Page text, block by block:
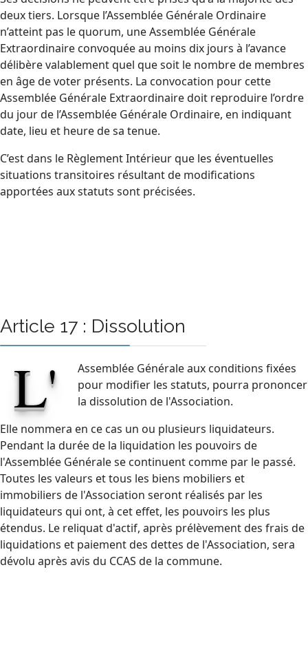
deux tiers. Lorsque l’Assemblée Générale Ordinaire
n’atteint pas le quorum, une Assemblée Générale
Extraordinaire convoquée au moins dix jours à l’avance
délibère valablement quel que soit le nombre de membres
en âge de voter présents. La convocation pour cette
Assemblée Générale Extraordinaire doit reproduire l’ordre
du jour de l’Assemblée Générale Ordinaire, en indiquant
date, lieu et heure de sa tenue.
C’est dans le Règlement Intérieur que les éventuelles
situations transitoires résultant de modifications
apportées aux statuts sont précisées.
Article 17 : Dissolution
L'
Assemblée Générale aux conditions fixées
pour modifier les statuts, pourra prononcer
la dissolution de l'Association.
Elle nommera en ce cas un ou plusieurs liquidateurs.
Pendant la durée de la liquidation les pouvoirs de
l'Assemblée Générale se continuent comme par le passé.
Toutes les valeurs et tous les biens mobiliers et
immobiliers de l'Association seront réalisés par les
liquidateurs qui ont, à cet effet, les pouvoirs les plus
étendus. Le reliquat d'actif, après prélèvement des frais de
liquidations et paiement des dettes de l'Association, sera
dévolu après avis du CCAS de la commune.